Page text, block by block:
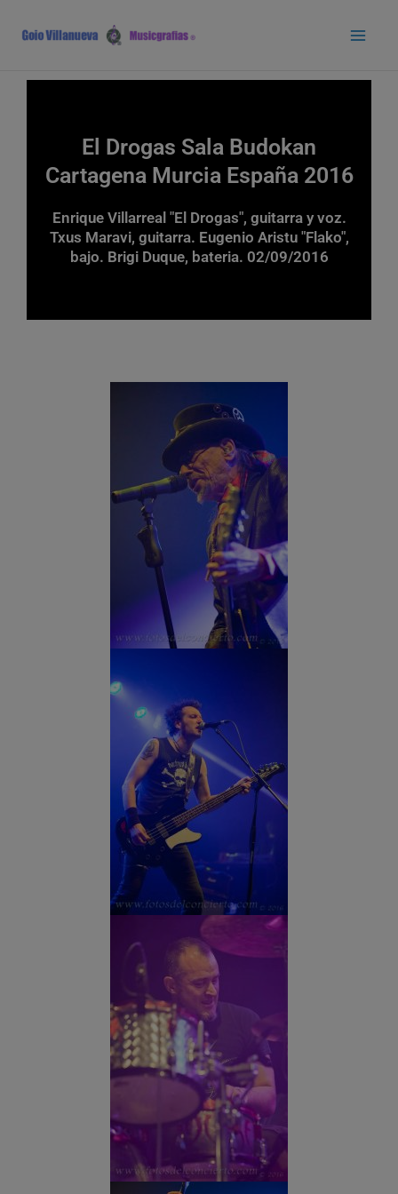
contenido
El Drogas Sala Budokan
Cartagena Murcia España 2016
Enrique Villarreal "El Drogas", guitarra y voz.
Txus Maravi, guitarra. Eugenio Aristu "Flako",
bajo. Brigi Duque, bateria. 02/09/2016